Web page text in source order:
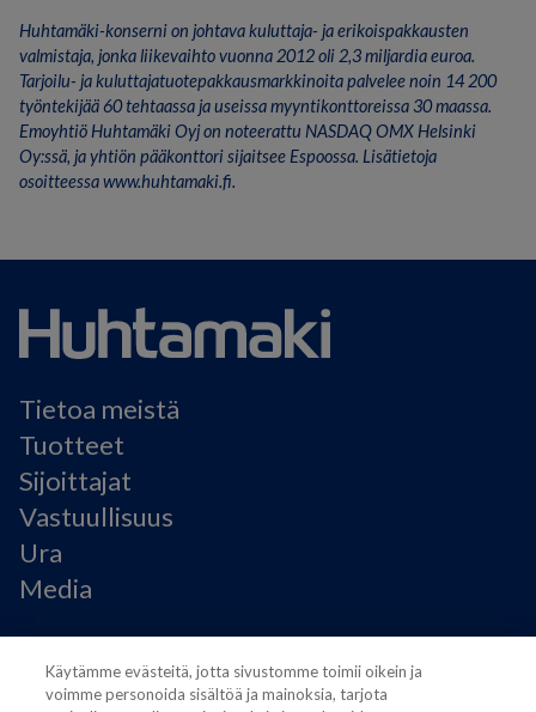
Huhtamäki-konserni on johtava kuluttaja- ja erikoispakkausten
valmistaja, jonka liikevaihto vuonna 2012 oli 2,3 miljardia euroa.
Tarjoilu- ja kuluttajatuotepakkausmarkkinoita palvelee noin 14 200
työntekijää 60 tehtaassa ja useissa myyntikonttoreissa 30 maassa.
Emoyhtiö Huhtamäki Oyj on noteerattu NASDAQ OMX Helsinki
Oy:ssä, ja yhtiön pääkonttori sijaitsee Espoossa. Lisätietoja
osoitteessa www.huhtamaki.fi.
Tietoa meistä
Tuotteet
Sijoittajat
Vastuullisuus
Ura
Media
Käyttöehdot
Modern Slavery Statement
Käytämme evästeitä, jotta sivustomme toimii oikein ja
voimme personoida sisältöä ja mainoksia, tarjota